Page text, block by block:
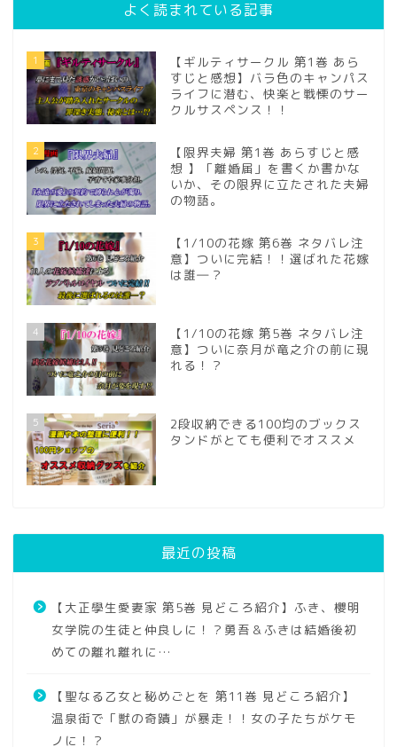
よく読まれている記事
1
【ギルティサークル 第1巻 あら
すじと感想】バラ色のキャンパス
ライフに潜む、快楽と戦慄のサー
クルサスペンス！！
2
【限界夫婦 第1巻 あらすじと感
想 】「離婚届」を書くか書かな
いか、その限界に立たされた夫婦
の物語。
3
【1/10の花嫁 第6巻 ネタバレ注
意】ついに完結！！選ばれた花嫁
は誰―？
4
【1/10の花嫁 第5巻 ネタバレ注
意】ついに奈月が竜之介の前に現
れる！？
5
2段収納できる100均のブックス
タンドがとても便利でオススメ
最近の投稿
【大正學生愛妻家 第5巻 見どころ紹介】ふき、櫻明
女学院の生徒と仲良しに！？勇吾＆ふきは結婚後初
めての離れ離れに…
【聖なる乙女と秘めごとを 第11巻 見どころ紹介】
温泉街で「獣の奇蹟」が暴走！！女の子たちがケモ
ノに！？